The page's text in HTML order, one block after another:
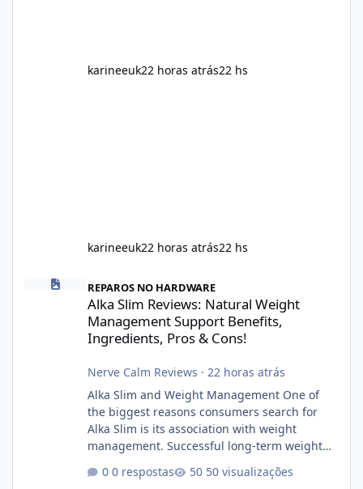
karineeuk22 horas atrás22 hs
karineeuk22 horas atrás22 hs
Alka Slim Reviews: Natural Weight Management Support
REPAROS NO HARDWARE
Alka Slim Reviews: Natural Weight
Management Support Benefits,
Ingredients, Pros & Cons!
Nerve Calm Reviews · 22 horas atrás
Alka Slim and Weight Management One of
the biggest reasons consumers search for
Alka Slim is its association with weight
management. Successful long-term weight
consistency rather than quick fixes. A
0 respostas 50 visualizações